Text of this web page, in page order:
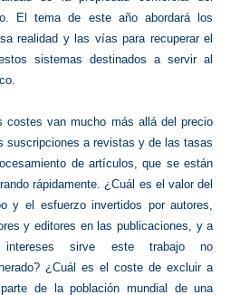
El tema de este año abordará los
realidad y las vías para recuperar el
sistemas destinados a servir al
costes van mucho más allá del precio
suscripciones a revistas y de las tasas
de artículos, que se están
rápidamente. ¿Cuál es el valor del
y el esfuerzo invertidos por autores,
y editores en las publicaciones, y a
intereses sirve este trabajo no
¿Cuál es el coste de excluir a
de la población mundial de una